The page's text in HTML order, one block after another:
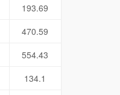
193.69
470.59
554.43
134.1